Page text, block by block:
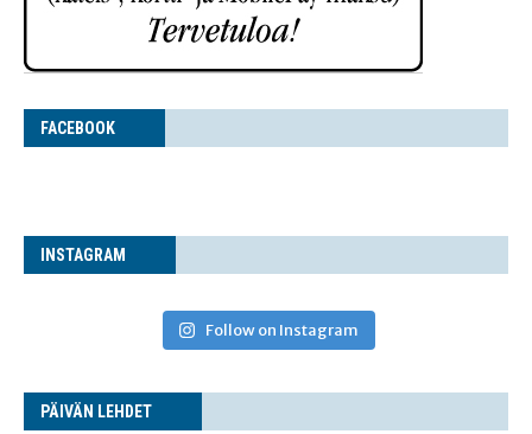
FACE­BOOK
INS­TA­GRAM
Follow on Instagram
PÄI­VÄN LEHDET